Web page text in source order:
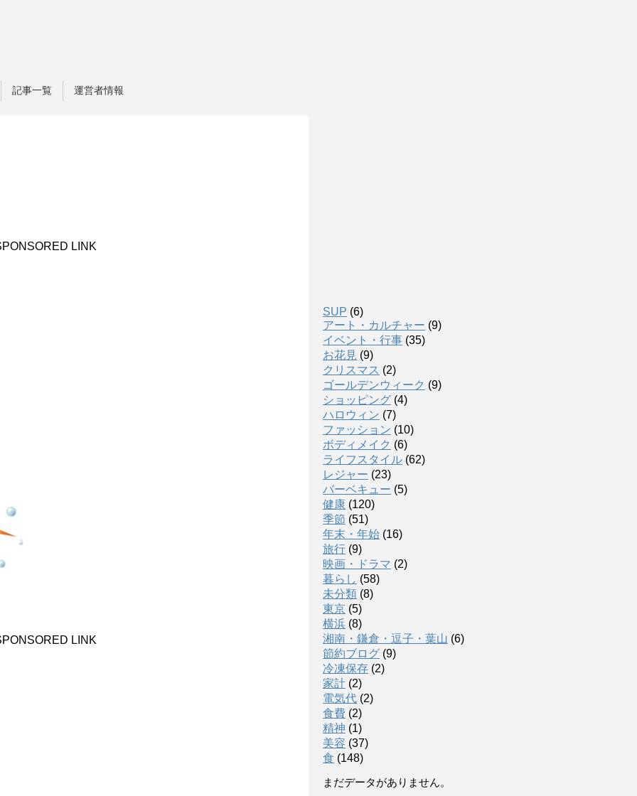
記事一覧 運営者情報
LINK
LINK
SUP (6)
アート・カルチャー (9)
イベント・行事 (35)
お花見 (9)
クリスマス (2)
ゴールデンウィーク (9)
ショッピング (4)
ハロウィン (7)
ファッション (10)
ボディメイク (6)
ライフスタイル (62)
レジャー (23)
バーベキュー (5)
健康 (120)
季節 (51)
年末・年始 (16)
旅行 (9)
映画・ドラマ (2)
暮らし (58)
未分類 (8)
東京 (5)
横浜 (8)
湘南・鎌倉・逗子・葉山 (6)
節約ブログ (9)
冷凍保存 (2)
家計 (2)
電気代 (2)
食費 (2)
精神 (1)
美容 (37)
食 (148)
まだデータがありません。